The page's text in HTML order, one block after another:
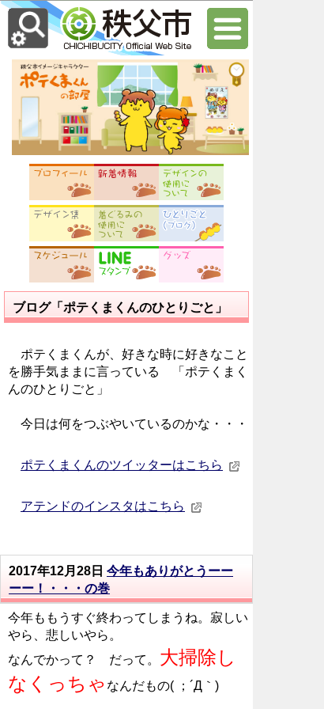
ブログ「ポテくまくんのひとりごと」
ポテくまくんが、好きな時に好きなこと
を勝手気ままに言っている 「ポテくまく
んのひとりごと」
今日は何をつぶやいているのかな・・・
ポテくまくんのツイッターはこちら
アテンドのインスタはこちら
2017年12月28日 今年もありがとうーー
ーー！・・・の巻
今年ももうすぐ終わってしまうね。寂しい
やら、悲しいやら。
なんでかって？ だって。 大掃除し
なくっちゃ なんだもの( ；´Д｀)